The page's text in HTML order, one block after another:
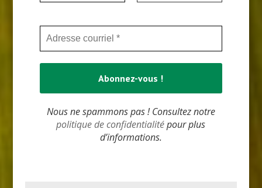
Nous ne spammons pas ! Consultez notre
politique de confidentialitépour plus
d’informations.